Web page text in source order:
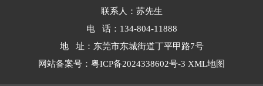
联系人：苏先生
电 话：134-804-11888
地 址：东莞市东城街道丁平甲路7号
网站备案号： 粤ICP备2024338602号-3 XML地图